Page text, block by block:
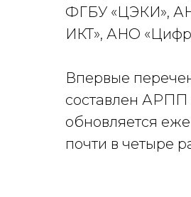
ФГБУ «ЦЭКИ»,
ИКТ», АНО
Впервые
составлен АРПП
обновляется
почти в четыре